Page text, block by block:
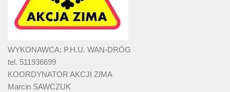
WYKONAWCA: P.H.U. WAN-DRÓG
tel. 511936699
KOORDYNATOR AKCJI ZIMA
Marcin SAWCZUK